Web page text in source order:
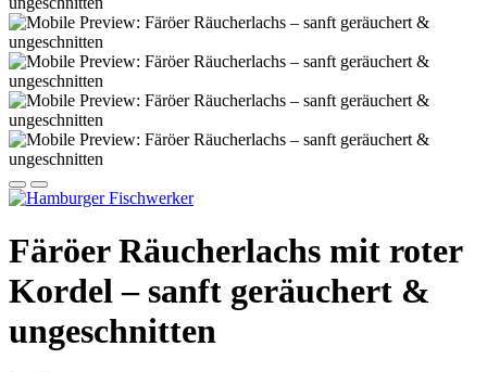
Färöer Räucherlachs mit roter
Kordel – sanft geräuchert &
ungeschnitten